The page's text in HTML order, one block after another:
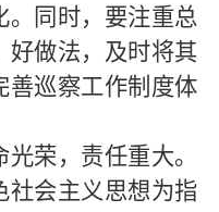
。同时，要注重总
好做法，及时将其
善巡察工作制度体
荣，责任重大。
社会主义思想为指